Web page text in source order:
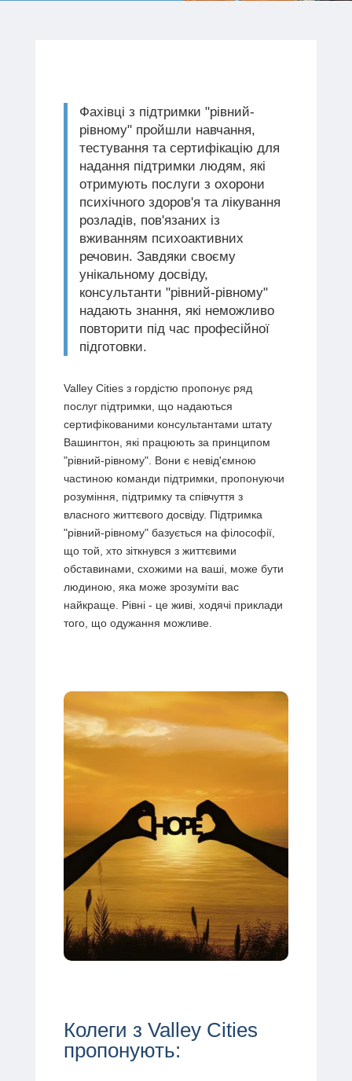
Фахівці з підтримки "рівний-
рівному" пройшли навчання,
тестування та сертифікацію для
надання підтримки людям, які
отримують послуги з охорони
психічного здоров'я та лікування
розладів, пов'язаних із
вживанням психоактивних
речовин. Завдяки своєму
унікальному досвіду,
консультанти "рівний-рівному"
надають знання, які неможливо
повторити під час професійної
підготовки.
Valley Cities з гордістю пропонує ряд
послуг підтримки, що надаються
сертифікованими консультантами штату
Вашингтон, які працюють за принципом
"рівний-рівному". Вони є невід'ємною
частиною команди підтримки, пропонуючи
розуміння, підтримку та співчуття з
власного життєвого досвіду. Підтримка
"рівний-рівному" базується на філософії,
що той, хто зіткнувся з життєвими
обставинами, схожими на ваші, може бути
людиною, яка може зрозуміти вас
найкраще. Рівні - це живі, ходячі приклади
того, що одужання можливе.
Колеги з Valley Cities
пропонують: